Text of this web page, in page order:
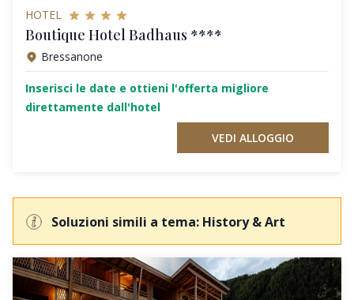
HOTEL
Boutique Hotel Badhaus ****
Bressanone
Inserisci le date e ottieni l'offerta migliore
direttamente dall'hotel
VEDI ALLOGGIO
Soluzioni simili a tema: History & Art